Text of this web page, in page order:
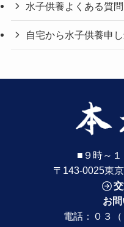
水子供養よくある質問
自宅から水子供養申
■９時～
〒143-0025東
お
電話： ０３